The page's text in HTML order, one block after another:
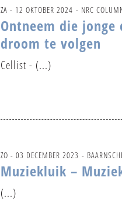
ZA - 12 OKTOBER 2024 - NRC
Ontneem die
droom te volgen
Cellist - (...)
ZO - 03 DECEMBER 2023 -
Muziekluik –
(...)